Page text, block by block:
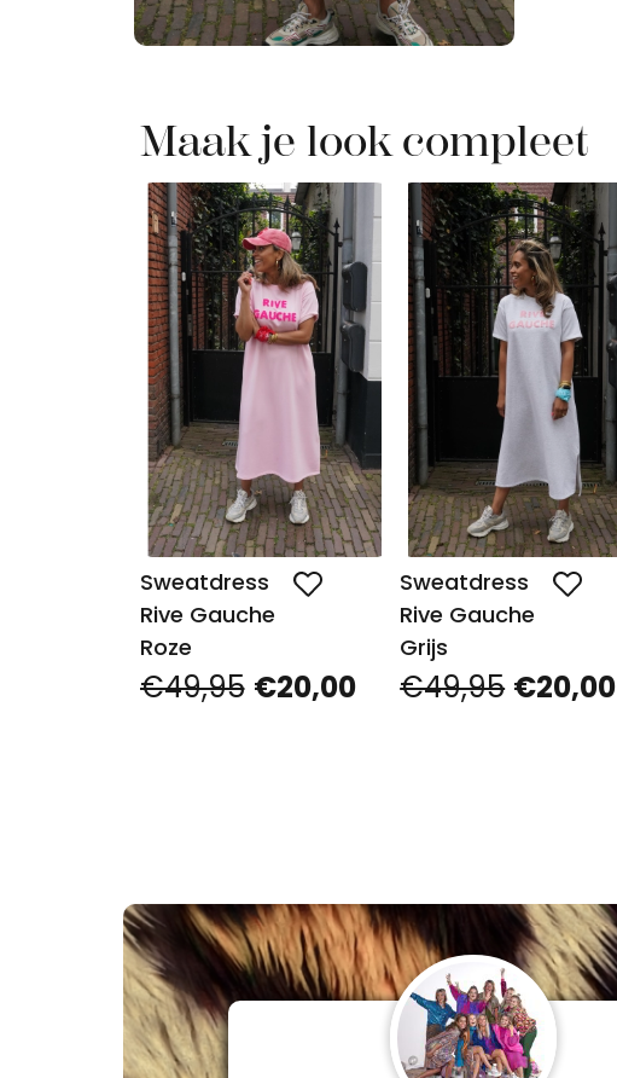
Maak je look compleet
Sweatdress
Rive Gauche
Roze
€49,95 €20,00
Sweatdress
Rive Gauche
Grijs
€49,95 €20,00